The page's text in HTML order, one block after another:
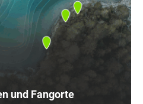
und Fangorte